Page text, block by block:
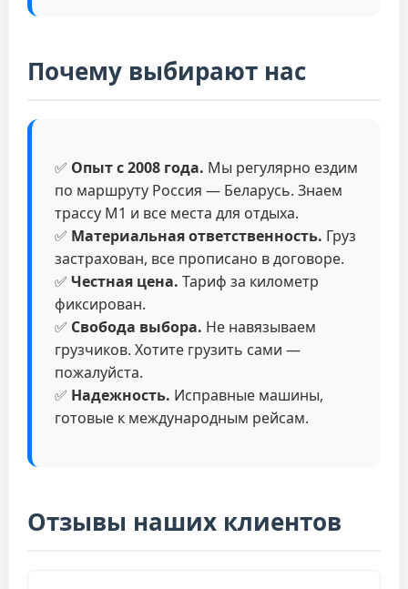
Почему выбирают нас
✅ Опыт с 2008 года. Мы регулярно ездим
по маршруту Россия — Беларусь. Знаем
трассу М1 и все места для отдыха.
✅ Материальная ответственность. Груз
застрахован, все прописано в договоре.
✅ Честная цена. Тариф за километр
фиксирован.
✅ Свобода выбора. Не навязываем
грузчиков. Хотите грузить сами —
пожалуйста.
✅ Надежность. Исправные машины,
готовые к международным рейсам.
Отзывы наших клиентов